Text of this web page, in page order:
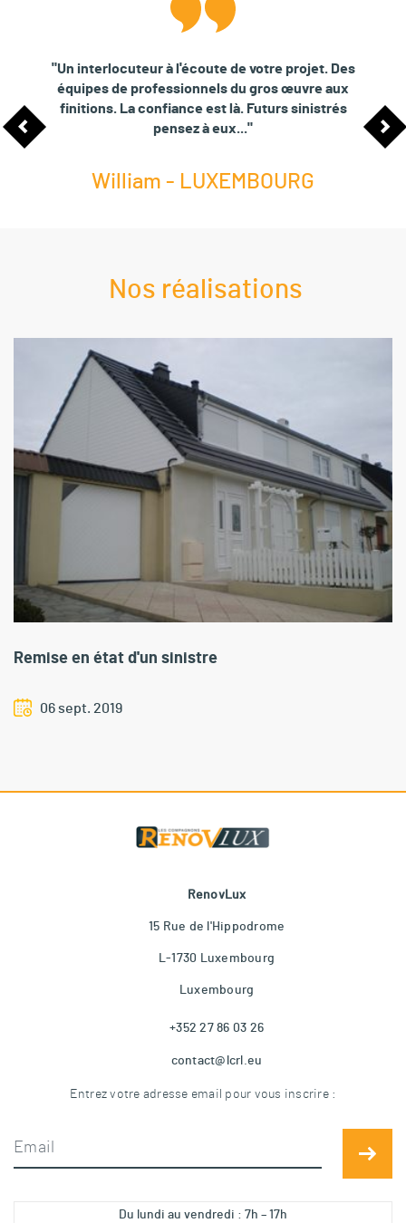
William - LUXEMBOURG
"Un interlocuteur à l'écoute de votre projet. Des
équipes de professionnels du gros œuvre aux
finitions. La confiance est là. Futurs sinistrés
pensez à eux..."
Nos réalisations
Remise en état d'un sinistre
06 sept. 2019
RenovLux
15 Rue de l'Hippodrome
L-1730 Luxembourg
Luxembourg
+352 27 86 03 26
contact@lcrl.eu
Entrez votre adresse email pour vous inscrire :
Du lundi au vendredi : 7h – 17h